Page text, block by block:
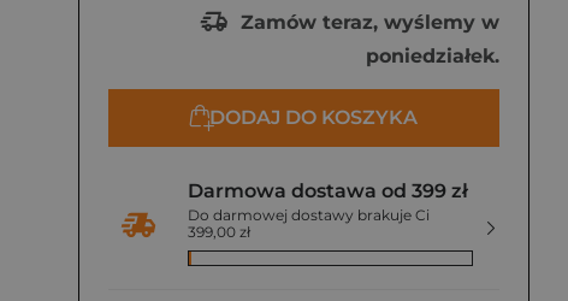
Zamów teraz, wyślemy w
poniedziałek.
DODAJ DO KOSZYKA
Darmowa dostawa od 399 zł
Do darmowej dostawy brakuje Ci
399,00 zł